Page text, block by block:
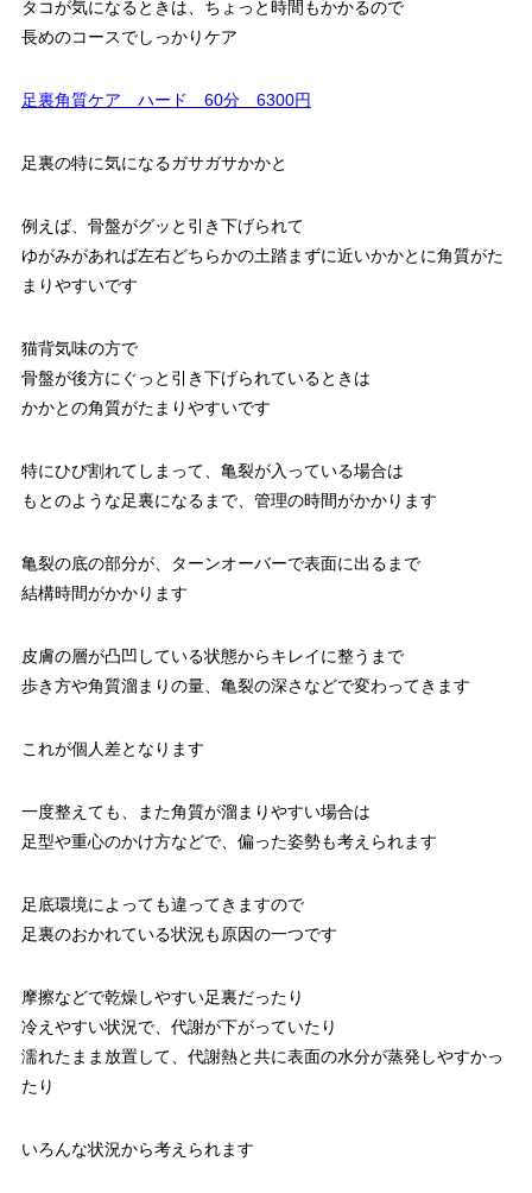
タコが気になるときは、ちょっと時間もかかるので
長めのコースでしっかりケア
足裏角質ケア ハード 60分 6300円
足裏の特に気になるガサガサかかと
例えば、骨盤がグッと引き下げられて
ゆがみがあれば左右どちらかの土踏まずに近いかかとに角質がた
まりやすいです
猫背気味の方で
骨盤が後方にぐっと引き下げられているときは
かかとの角質がたまりやすいです
特にひび割れてしまって、亀裂が入っている場合は
もとのような足裏になるまで、管理の時間がかかります
亀裂の底の部分が、ターンオーバーで表面に出るまで
結構時間がかかります
皮膚の層が凸凹している状態からキレイに整うまで
歩き方や角質溜まりの量、亀裂の深さなどで変わってきます
これが個人差となります
一度整えても、また角質が溜まりやすい場合は
足型や重心のかけ方などで、偏った姿勢も考えられます
足底環境によっても違ってきますので
足裏のおかれている状況も原因の一つです
摩擦などで乾燥しやすい足裏だったり
冷えやすい状況で、代謝が下がっていたり
濡れたまま放置して、代謝熱と共に表面の水分が蒸発しやすかっ
たり
いろんな状況から考えられます